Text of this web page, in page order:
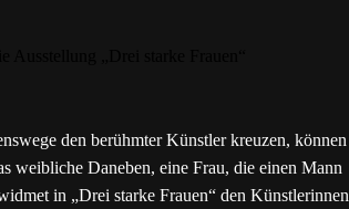
den berühmter Künstler kreuzen, können
weibliche Daneben, eine Frau, die einen Mann
in „Drei starke Frauen“ den Künstlerinnen